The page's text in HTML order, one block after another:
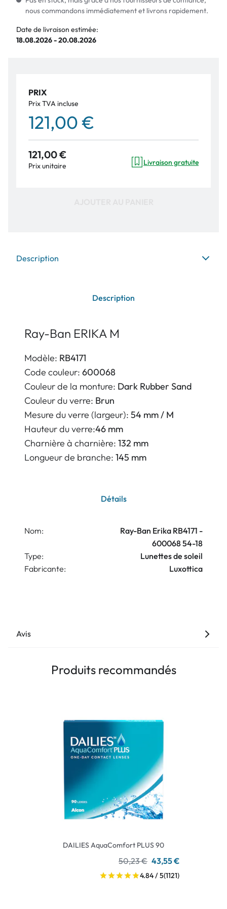
nous commandons immédiatement et livrons rapidement.
Date de livraison estimée:
18.08.2026 - 20.08.2026
PRIX
Prix TVA incluse
121,00 €
121,00 €
Prix unitaire Livraison gratuite
Description
Description
Ray-Ban ERIKA M
Modèle: RB4171
Code couleur: 600068
Couleur de la monture: Dark Rubber Sand
Couleur du verre: Brun
Mesure du verre (largeur): 54 mm / M
Hauteur du verre:46 mm
Charnière à charnière: 132 mm
Longueur de branche: 145 mm
Détails
Nom:
Ray-Ban Erika RB4171 -
600068 54-18
Type:
Lunettes de soleil
Fabricante:
Luxottica
Avis
Produits recommandés
DAILIES AquaComfort PLUS 90
50,23 € 43,55 €
4.84 / 5(1121)